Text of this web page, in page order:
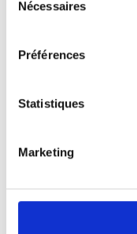
Nécessaires
Préférences
Statistiques
Marketing
Carony